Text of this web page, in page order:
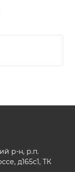
р-н, р.п.
д165с1, ТК